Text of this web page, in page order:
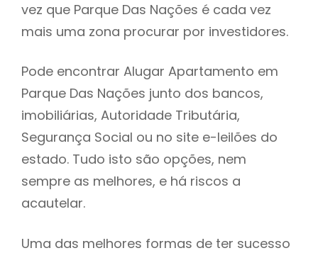
vez que Parque Das Nações é cada vez
mais uma zona procurar por investidores.
Pode encontrar Alugar Apartamento em
Parque Das Nações junto dos bancos,
imobiliárias, Autoridade Tributária,
Segurança Social ou no site e-leilões do
estado. Tudo isto são opções, nem
sempre as melhores, e há riscos a
acautelar.
Uma das melhores formas de ter sucesso